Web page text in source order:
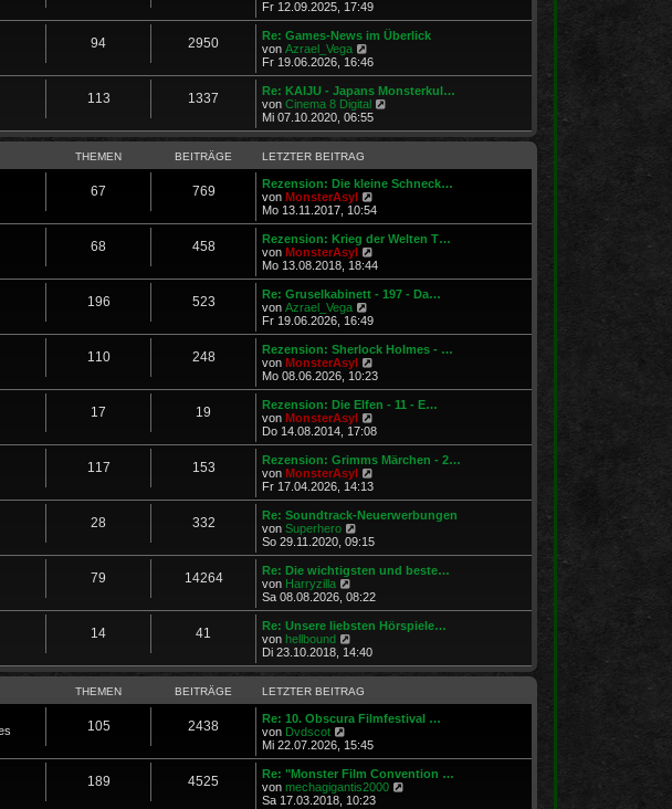
i
r
a
g
r
B
r
e
u
e
s
t
B
e
i
t
r
a
g
Fr 12.09.2025, 17:49
94 2950
Re: Games-News im Überlick
von Azrael_Vega
e
u
e
s
t
r
e
i
t
r
g
Fr 19.06.2026, 16:46
113 1337
Re: KAIJU - Japans Monsterkul…
von Cinema 8 Digital
u
e
t
e
e
i
g
Mi 07.10.2020, 06:55
THEMEN BEITRÄGE LETZTER BEITRAG
67 769
Rezension: Die kleine Schneck…
von MonsterAsyl
e
u
e
t
r
g
Mo 13.11.2017, 10:54
68 458
Rezension: Krieg der Welten T…
von MonsterAsyl
e
u
r
B
e
i
r
g
Mo 13.08.2018, 18:44
196 523
Re: Gruselkabinett - 197 - Da…
von Azrael_Vega
e
u
e
s
t
r
B
e
i
r
a
g
Fr 19.06.2026, 16:49
110 248
Rezension: Sherlock Holmes - …
von MonsterAsyl
e
u
e
t
B
r
g
Mo 08.06.2026, 10:23
17 19
Rezension: Die Elfen - 11 - E…
von MonsterAsyl
e
u
e
B
e
i
r
g
Do 14.08.2014, 17:08
117 153
Rezension: Grimms Märchen - 2…
von MonsterAsyl
u
e
t
B
e
i
r
Fr 17.04.2026, 14:13
28 332
Re: Soundtrack-Neuerwerbungen
von Superhero
e
u
e
t
r
B
e
i
t
r
a
g
So 29.11.2020, 09:15
79 14264
Re: Die wichtigsten und beste…
von Harryzilla
e
u
e
t
r
B
e
i
r
g
Sa 08.08.2026, 08:22
14 41
Re: Unsere liebsten Hörspiele…
von hellbound
e
u
e
s
t
e
B
e
i
t
r
Di 23.10.2018, 14:40
THEMEN BEITRÄGE LETZTER BEITRAG
105 2438
Re: 10. Obscura Filmfestival …
von Dvdscot
e
u
e
s
t
Mi 22.07.2026, 15:45
189 4525
Re: "Monster Film Convention …
von mechagigantis2000
Sa 17.03.2018, 10:23